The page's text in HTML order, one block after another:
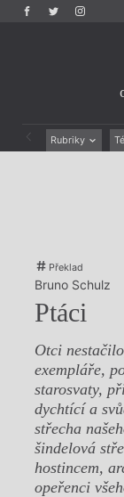
Rubriky
Výroční ceny
Překlad
Bruno Schulz
Ptáci
Otci
exempláře,
starosvaty,
dychtící a
střecha
šindelová
hostincem,
opeřenci